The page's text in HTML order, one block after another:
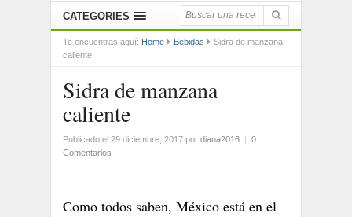
CATEGORIES
Te encuentras aquí: Home Bebidas
Sidra de manzana
caliente
Sidra de manzana
caliente
Publicado el 29 diciembre, 2017 por diana2016 | 0
Comentarios
Como todos saben, México está en el